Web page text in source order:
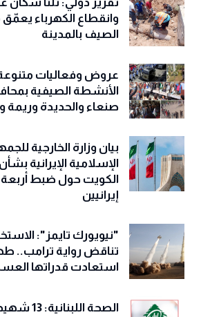
تقرير دولي: ثلثا سكان
وانقطاع الكهرباء
الصيف بالمدينة
عروض وفعاليات
الأنشطة الصيفية
صنعاء والحديدة وريمة
‏بيان وزارة الخارجية
الإسلامية الإيرانية
الكويت حول ضبط
إيرانيين
"نيويورك تايمز":
تناقض رواية ترامب..
استعادت قدراتها